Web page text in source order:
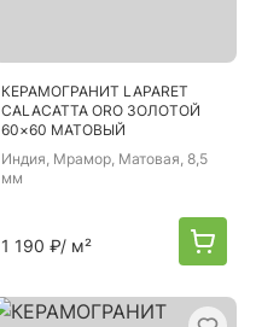
КЕРАМОГРАНИТ LAPARET
CALACATTA ORO ЗОЛОТОЙ
60×60 МАТОВЫЙ
Индия, Мрамор, Матовая, 8,5
мм
1 190 ₽/ м²